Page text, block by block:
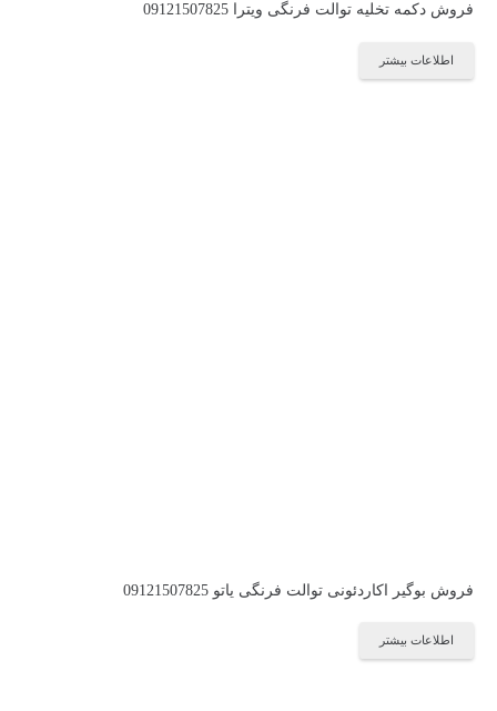
فروش دکمه تخلیه توالت فرنگی ویترا 09121507825
اطلاعات بیشتر
فروش بوگیر اکاردئونی توالت فرنگی یاتو 09121507825
اطلاعات بیشتر